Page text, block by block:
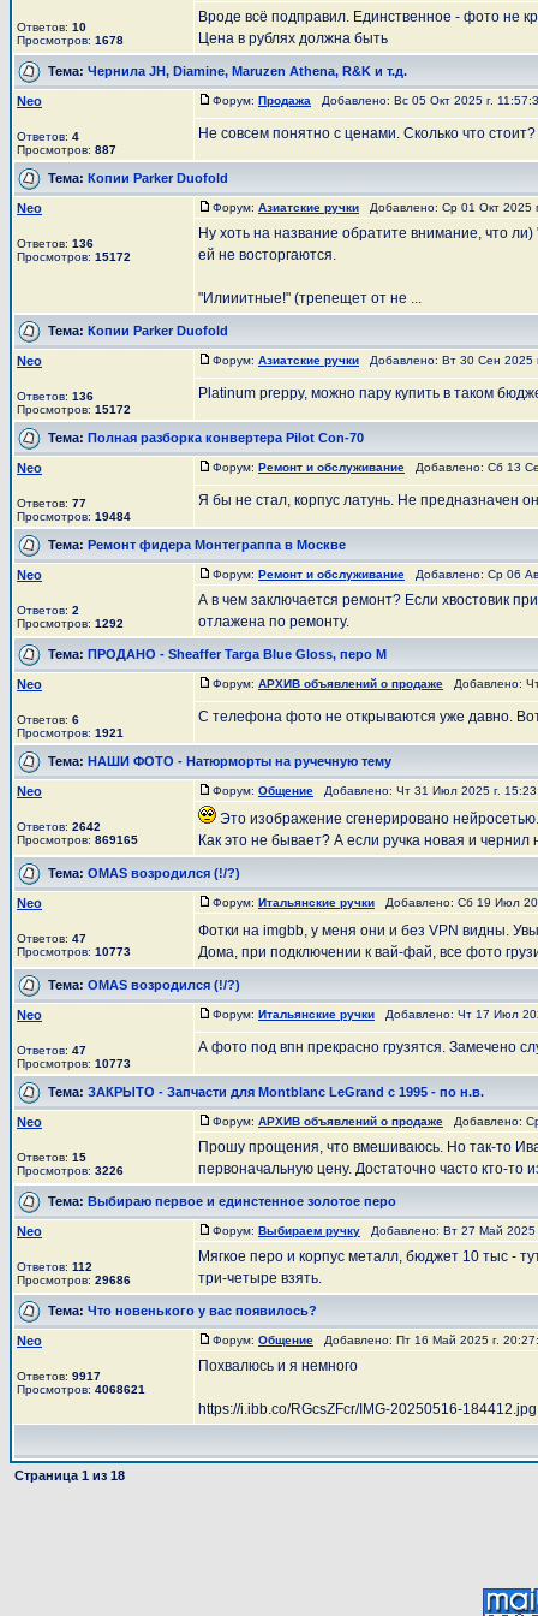
Ответов: 10
Просмотров: 1678
Вроде всё подправил. Единственное - фото не
Цена в рублях должна быть
Тема: Чернила JH, Diamine, Maruzen Athena, R&K и т.д.
Neo
Ответов: 4
Просмотров: 887
Форум: Продажа Добавлено: Вс 05 Окт 2025 г.
Не совсем понятно с ценами. Сколько что стоит?
Тема: Копии Parker Duofold
Neo
Ответов: 136
Просмотров: 15172
Форум: Азиатские ручки Добавлено: Ср 01 Окт
Ну хоть на название обратите внимание, что
ей не восторгаются.
"Илииитные!" (трепещет от не ...
Тема: Копии Parker Duofold
Neo
Ответов: 136
Просмотров: 15172
Форум: Азиатские ручки Добавлено: Вт 30 Сен
Platinum preppy, можно пару купить в таком
Тема: Полная разборка конвертера Pilot Con-70
Neo
Ответов: 77
Просмотров: 19484
Форум: Ремонт и обслуживание Добавлено: Сб 13
Я бы не стал, корпус латунь. Не предназначен
Тема: Ремонт фидера Монтеграппа в Москве
Neo
Ответов: 2
Просмотров: 1292
Форум: Ремонт и обслуживание Добавлено: Ср 06
А в чем заключается ремонт? Если хвостовик
отлажена по ремонту.
Тема: ПРОДАНО - Sheaffer Targa Blue Gloss, перо М
Neo
Ответов: 6
Просмотров: 1921
Форум: АРХИВ объявлений о продаже Добавлено:
С телефона фото не открываются уже давно.
Тема: НАШИ ФОТО - Натюрморты на ручечную тему
Neo
Ответов: 2642
Просмотров: 869165
Форум: Общение Добавлено: Чт 31 Июл 2025 г.
Это изображение сгенерировано
Как это не бывает? А если ручка новая и
Тема: OMAS возродился (!/?)
Neo
Ответов: 47
Просмотров: 10773
Форум: Итальянские ручки Добавлено: Сб 19 Июл
Фотки на imgbb, у меня они и без VPN видны.
Дома, при подключении к вай-фай, все фото
Тема: OMAS возродился (!/?)
Neo
Ответов: 47
Просмотров: 10773
Форум: Итальянские ручки Добавлено: Чт 17 Июл
А фото под впн прекрасно грузятся. Замечено
Тема: ЗАКРЫТО - Запчасти для Montblanc LeGrand c 1995 - по н.в.
Neo
Ответов: 15
Просмотров: 3226
Форум: АРХИВ объявлений о продаже Добавлено:
Прошу прощения, что вмешиваюсь. Но так-то
первоначальную цену. Достаточно часто кто-то
Тема: Выбираю первое и единстенное золотое перо
Neo
Ответов: 112
Просмотров: 29686
Форум: Выбираем ручку Добавлено: Вт 27 Май
Мягкое перо и корпус металл, бюджет 10 тыс -
три-четыре взять.
Тема: Что новенького у вас появилось?
Neo
Ответов: 9917
Просмотров: 4068621
Форум: Общение Добавлено: Пт 16 Май 2025 г.
Похвалюсь и я немного
https://i.ibb.co/RGcsZFcr/IMG-20250516-184412.jpg
Страница 1 из 18